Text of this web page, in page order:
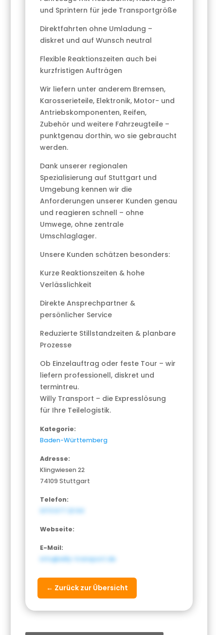
und Sprintern für jede Transportgröße
Direktfahrten ohne Umladung –
diskret und auf Wunsch neutral
Flexible Reaktionszeiten auch bei
kurzfristigen Aufträgen
Wir liefern unter anderem Bremsen,
Karosserieteile, Elektronik, Motor- und
Antriebskomponenten, Reifen,
Zubehör und weitere Fahrzeugteile –
punktgenau dorthin, wo sie gebraucht
werden.
Dank unserer regionalen
Spezialisierung auf Stuttgart und
Umgebung kennen wir die
Anforderungen unserer Kunden genau
und reagieren schnell – ohne
Umwege, ohne zentrale
Umschlaglager.
Unsere Kunden schätzen besonders:
Kurze Reaktionszeiten & hohe
Verlässlichkeit
Direkte Ansprechpartner &
persönlicher Service
Reduzierte Stillstandzeiten & planbare
Prozesse
Ob Einzelauftrag oder feste Tour – wir
liefern professionell, diskret und
termintreu.
Willy Transport – die Expresslösung
für Ihre Teilelogistik.
Kategorie:
Baden-Württemberg
Adresse:
Klingwiesen 22
74109 Stuttgart
Telefon:
0173 677 23 94
Webseite:
E-Mail:
info@willy-transport.de
← Zurück zur Übersicht